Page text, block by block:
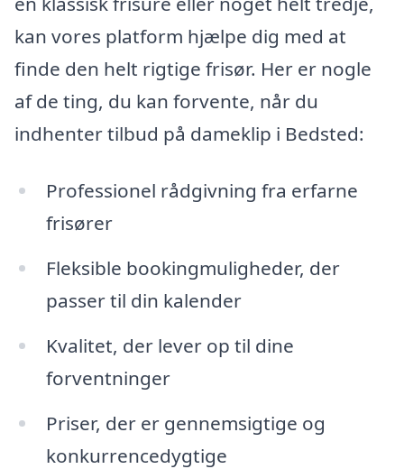
kan vores platform hjælpe dig med at
finde den helt rigtige frisør. Her er nogle
af de ting, du kan forvente, når du
indhenter tilbud på dameklip i Bedsted:
Professionel rådgivning fra erfarne
frisører
Fleksible bookingmuligheder, der
passer til din kalender
Kvalitet, der lever op til dine
forventninger
Priser, der er gennemsigtige og
konkurrencedygtige